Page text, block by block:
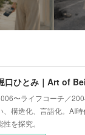
口ひとみ｜Art of
〜ライフコーチ／
、構造化、言語化。AI
性を探究。